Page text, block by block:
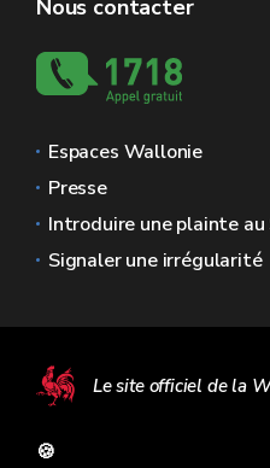
Nous contacter
Espaces Wallonie
Presse
Introduire une plainte au
Signaler une irrégularité
Le site officiel de la
🍪